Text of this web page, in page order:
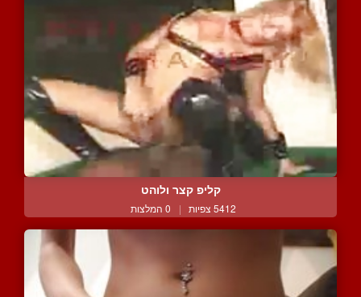
קליפ קצר ולוהט
5412 צפיות | 0 המלצות